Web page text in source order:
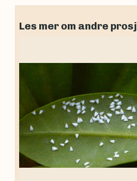
Les mer om andre